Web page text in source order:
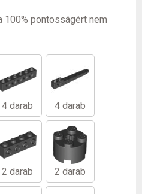
100% pontosságért nem
4 darab 4 darab
2 darab 2 darab